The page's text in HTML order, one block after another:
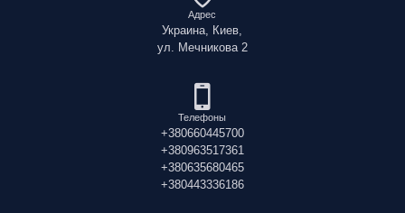
Адрес
Украина, Киев,
ул. Мечникова 2
Телефоны
+380660445700
+380963517361
+380635680465
+380443336186